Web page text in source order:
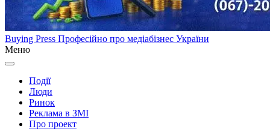
Buying Press Професійно про медіабізнес України
Меню
Події
Люди
Ринок
Реклама в ЗМІ
Про проект